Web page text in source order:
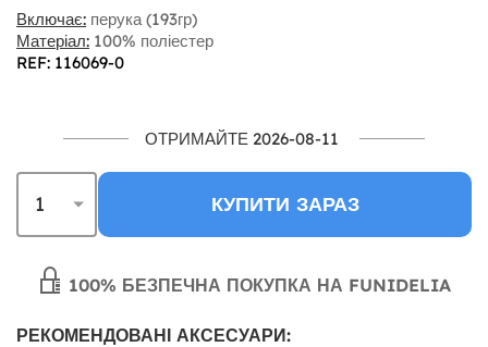
Включає: перука (193гр)
Матеріал: 100% поліестер
REF: 116069-0
ОТРИМАЙТЕ 2026-08-11
КУПИТИ ЗАРАЗ
100% БЕЗПЕЧНА ПОКУПКА НА FUNIDELIA
РЕКОМЕНДОВАНІ АКСЕСУАРИ: